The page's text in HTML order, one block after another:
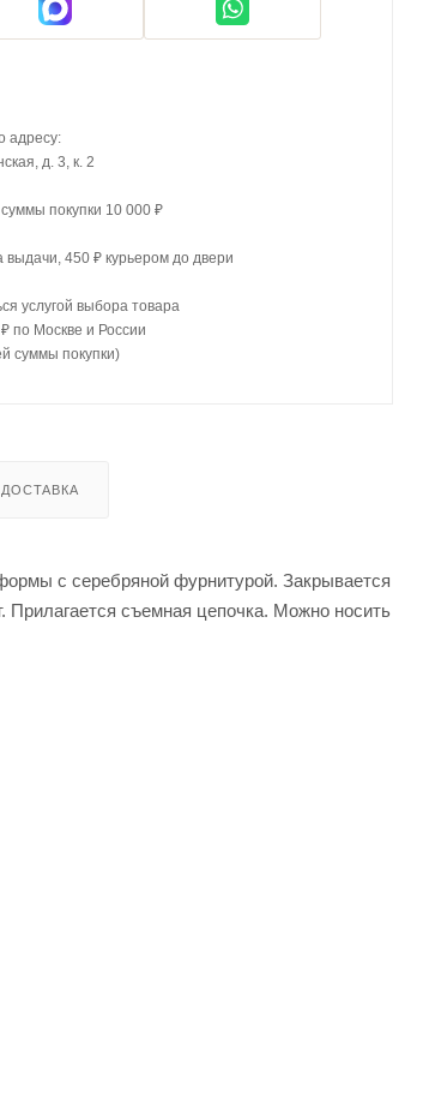
адресу:
д. 3, к. 2
покупки 10 000 ₽
выдачи, 450 ₽ курьером до двери
услугой выбора товара
по Москве и России
суммы покупки)
ДОСТАВКА
с серебряной фурнитурой. Закрывается
Прилагается съемная цепочка. Можно носить